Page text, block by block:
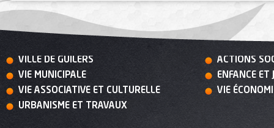
VILLE DE GUILERS
ACTIONS
VIE MUNICIPALE
ENFANCE ET
VIE ASSOCIATIVE ET CULTURELLE
VIE
URBANISME ET TRAVAUX